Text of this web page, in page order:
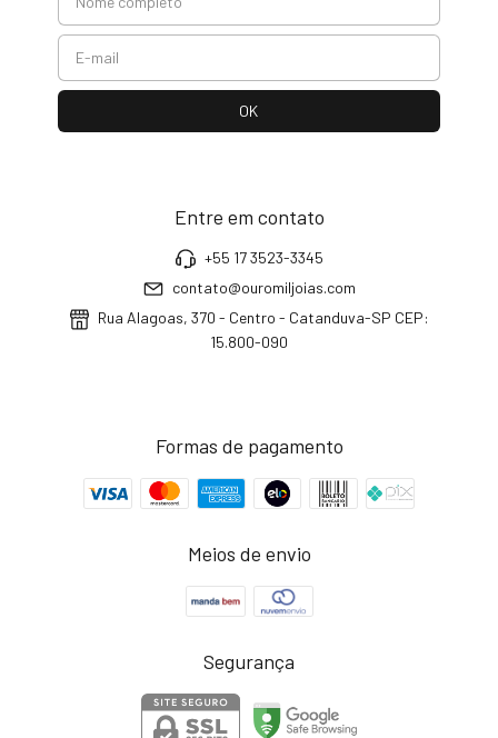
Entre em contato
+55 17 3523-3345
contato@ouromiljoias.com
Rua Alagoas, 370 - Centro - Catanduva-SP CEP:
15.800-090
Formas de pagamento
Meios de envio
Segurança